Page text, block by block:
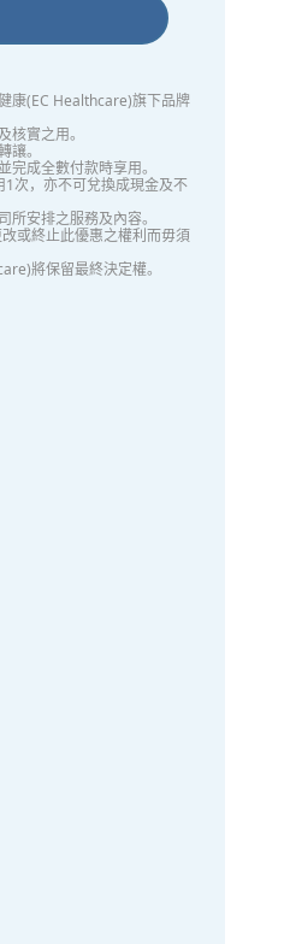
康(EC Healthcare)旗下品牌
核實之用。
。
成全數付款時享用。
次，亦不可兌換成現金及不
安排之服務及內容。
或終止此優惠之權利而毋須
將保留最終決定權。